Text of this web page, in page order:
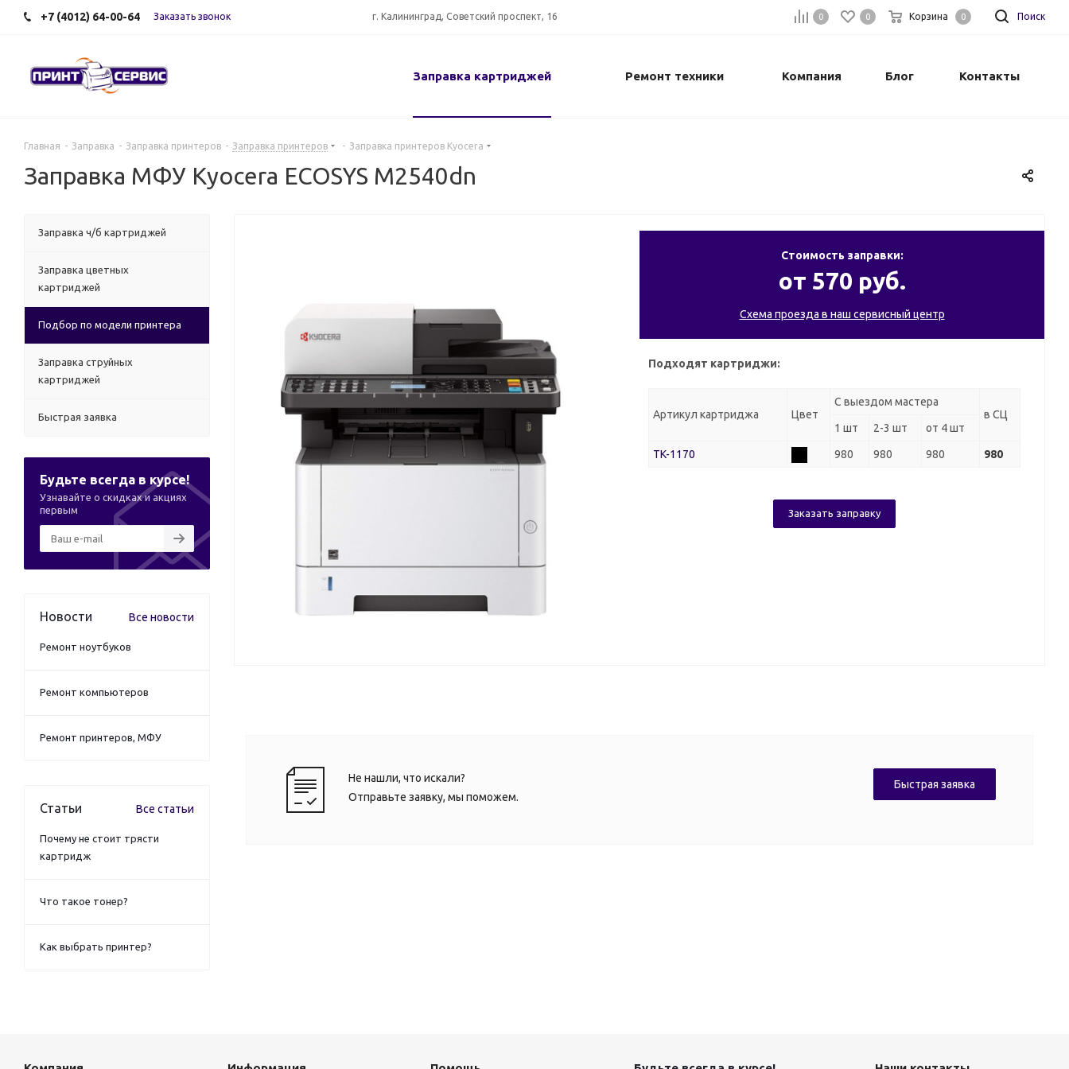
+7 (4012) 64-00-64 Заказать звонок г. Калининград, Советский проспект, 16 Поиск
0 0 Корзина 0
Заправка картриджей Ремонт техники Компания Блог Контакты
Главная - Заправка - Заправка принтеров - Заправка принтеров - Заправка принтеров Kyocera
Заправка МФУ Kyocera ECOSYS M2540dn
Стоимость заправки:
от 570 руб.
Схема проезда в наш сервисный центр
Подходят картриджи:
Артикул картриджа Цвет
С выездом мастера
в СЦ
1 шт
2-3 шт от 4 шт
TK-1170 980 980 980 980
Заказать заправку
Не нашли, что искали?
Отправьте заявку, мы поможем.
Быстрая заявка
Заправка ч/б картриджей
Заправка цветных
картриджей
Подбор по модели принтера
Заправка струйных
картриджей
Быстрая заявка
Будьте всегда в курсе!
Узнавайте о скидках и акциях
первым
Новости Все новости
Ремонт ноутбуков
Ремонт компьютеров
Ремонт принтеров, МФУ
Статьи Все статьи
Почему не стоит трясти
картридж
Что такое тонер?
Как выбрать принтер?